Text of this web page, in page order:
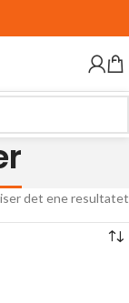
det ene resultatet